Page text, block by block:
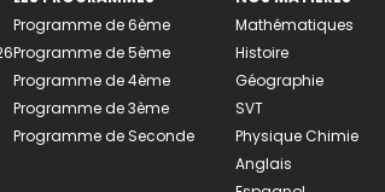
Programme de 6ème
Programme de 5ème
Programme de 4ème
Programme de 3ème
Programme de Seconde
Mathématiques
Histoire
Géographie
SVT
Physique Chimie
Anglais